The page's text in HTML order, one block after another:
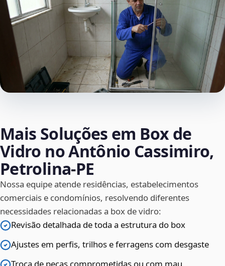
Mais Soluções em Box de
Vidro no Antônio Cassimiro,
Petrolina‑PE
Nossa equipe atende residências, estabelecimentos
comerciais e condomínios, resolvendo diferentes
necessidades relacionadas a box de vidro:
Revisão detalhada de toda a estrutura do box
Ajustes em perfis, trilhos e ferragens com desgaste